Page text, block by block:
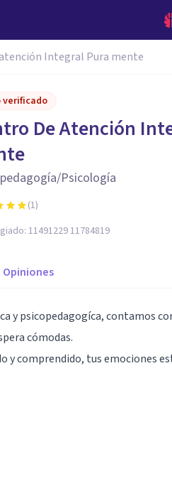
Integral Pura mente
verificado
De Atención
Psicología
(1)
11491229 11784819
Opiniones
y psicopedagogíca, contamos
cómodas.
comprendido, tus emociones